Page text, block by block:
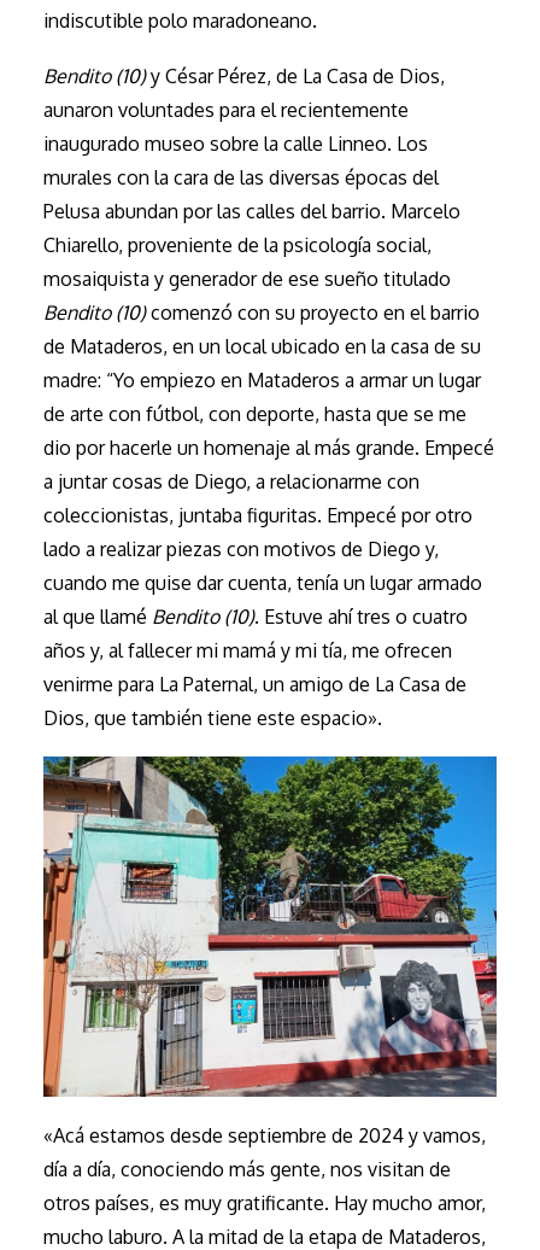
indiscutible polo maradoneano.
Bendito (10)y César Pérez, de La Casa de Dios,
aunaron voluntades para el recientemente
inaugurado museo sobre la calle Linneo. Los
murales con la cara de las diversas épocas del
Pelusa abundan por las calles del barrio. Marcelo
Chiarello, proveniente de la psicología social,
mosaiquista y generador de ese sueño titulado
Bendito (10)comenzó con su proyecto en el barrio
de Mataderos, en un local ubicado en la casa de su
madre: “Yo empiezo en Mataderos a armar un lugar
de arte con fútbol, con deporte, hasta que se me
dio por hacerle un homenaje al más grande. Empecé
a juntar cosas de Diego, a relacionarme con
coleccionistas, juntaba figuritas. Empecé por otro
lado a realizar piezas con motivos de Diego y,
cuando me quise dar cuenta, tenía un lugar armado
al que llamé Bendito (10). Estuve ahí tres o cuatro
años y, al fallecer mi mamá y mi tía, me ofrecen
venirme para La Paternal, un amigo de La Casa de
Dios, que también tiene este espacio».
«Acá estamos desde septiembre de 2024 y vamos,
día a día, conociendo más gente, nos visitan de
otros países, es muy gratificante. Hay mucho amor,
mucho laburo. A la mitad de la etapa de Mataderos,